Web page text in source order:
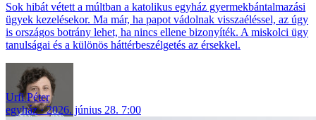
Sok hibát vétett a múltban a katolikus egyház gyermekbántalmazási
ügyek kezelésekor. Ma már, ha papot vádolnak visszaéléssel, az úgy
is országos botrány lehet, ha nincs ellene bizonyíték. A miskolci ügy
tanulságai és a különös háttérbeszélgetés az érsekkel.
Urfi Péter
egyház
2026. június 28. 7:00